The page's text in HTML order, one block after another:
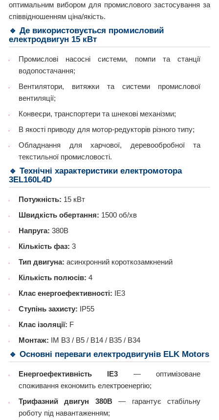
оптимальним вибором для промислового застосування за
співвідношенням ціна/якість.
🔹 Де використовується промисловий
електродвигун 15 кВт
Промислові насосні системи, помпи та станції
водопостачання;
Вентилятори, витяжки та системи промислової
вентиляції;
Конвеєри, транспортери та шнекові механізми;
В якості приводу для мотор-редукторів різного типу;
Обладнання для харчової, деревообробної та
текстильної промисловості.
🔹 Технічні характеристики електромотора
3EL160L4D
Потужність: 15 кВт
Швидкість обертання: 1500 об/хв
Напруга: 380В
Кількість фаз: 3
Тип двигуна: асинхронний короткозамкнений
Кількість полюсів: 4
Клас енергоефективності: IE3
Ступінь захисту: IP55
Клас ізоляції: F
Монтаж: IM B3 / B5 / B14 / B35 / B34
🔹 Основні переваги електродвигунів ELK Motors
Енергоефективність IE3 — оптимізоване
споживання економить електроенергію;
Трифазний двигун 380В— гарантує стабільну
роботу під навантаженням;